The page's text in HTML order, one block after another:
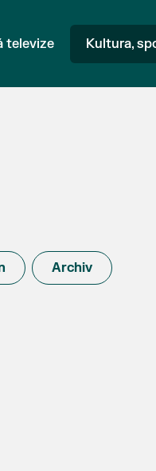
televize Kultura,
Archiv